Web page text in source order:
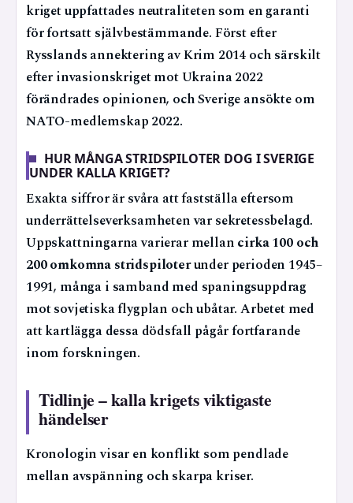
kriget uppfattades neutraliteten som en garanti
för fortsatt självbestämmande. Först efter
Rysslands annektering av Krim 2014 och särskilt
efter invasionskriget mot Ukraina 2022
förändrades opinionen, och Sverige ansökte om
NATO-medlemskap 2022.
HUR MÅNGA STRIDSPILOTER DOG I SVERIGE
UNDER KALLA KRIGET?
Exakta siffror är svåra att fastställa eftersom
underrättelseverksamheten var sekretessbelagd.
Uppskattningarna varierar mellan cirka 100 och
200 omkomna stridspiloterunder perioden 1945–
1991, många i samband med spaningsuppdrag
mot sovjetiska flygplan och ubåtar. Arbetet med
att kartlägga dessa dödsfall pågår fortfarande
inom forskningen.
Tidlinje – kalla krigets viktigaste
händelser
Kronologin visar en konflikt som pendlade
mellan avspänning och skarpa kriser.